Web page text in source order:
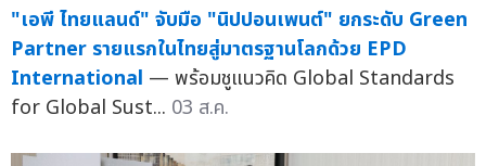
"เอพี ไทยแลนด์" จับมือ "นิปปอนเพนต์" ยกระดับ Green
Partner รายแรกในไทยสู่มาตรฐานโลกด้วย EPD
International — พร้อมชูแนวคิด Global Standards
for Global Sust... 03 ส.ค.